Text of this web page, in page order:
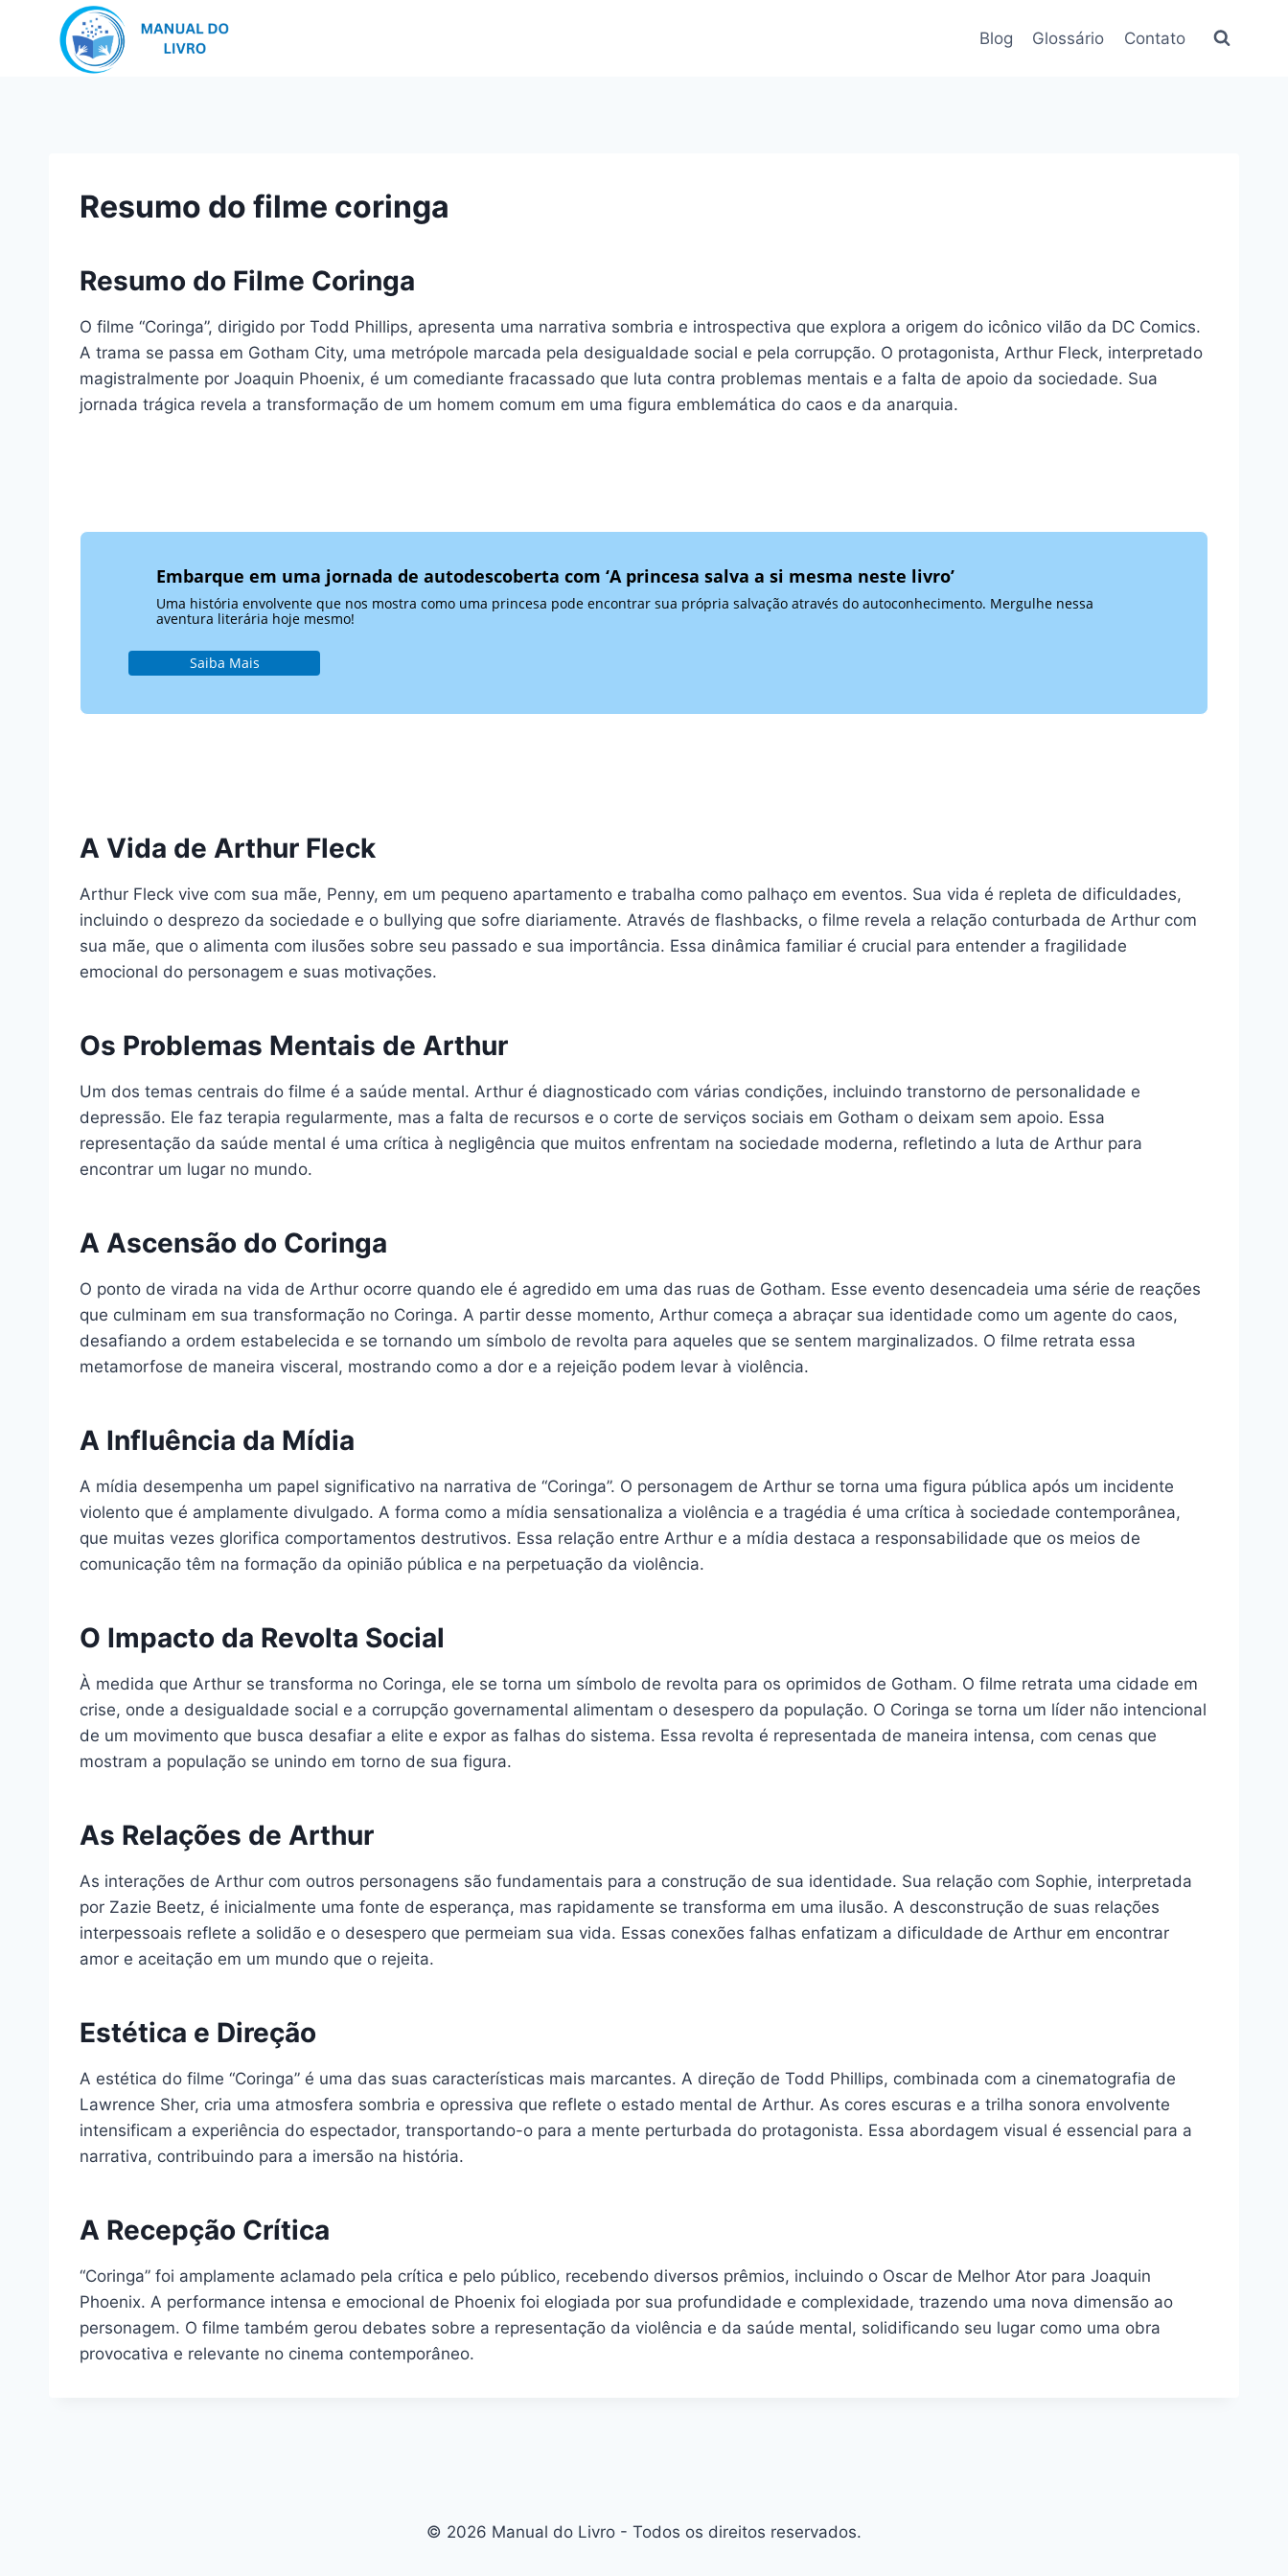
Blog Glossário Contato
Resumo do filme coringa
Resumo do Filme Coringa
O filme “Coringa”, dirigido por Todd Phillips, apresenta uma narrativa sombria e introspectiva que explora a origem do icônico vilão da DC Comics.
A trama se passa em Gotham City, uma metrópole marcada pela desigualdade social e pela corrupção. O protagonista, Arthur Fleck, interpretado
magistralmente por Joaquin Phoenix, é um comediante fracassado que luta contra problemas mentais e a falta de apoio da sociedade. Sua
jornada trágica revela a transformação de um homem comum em uma figura emblemática do caos e da anarquia.
Embarque em uma jornada de autodescoberta com ‘A princesa salva a si mesma neste livro’
Uma história envolvente que nos mostra como uma princesa pode encontrar sua própria salvação através do autoconhecimento. Mergulhe nessa
aventura literária hoje mesmo!
Saiba Mais
A Vida de Arthur Fleck
Arthur Fleck vive com sua mãe, Penny, em um pequeno apartamento e trabalha como palhaço em eventos. Sua vida é repleta de dificuldades,
incluindo o desprezo da sociedade e o bullying que sofre diariamente. Através de flashbacks, o filme revela a relação conturbada de Arthur com
sua mãe, que o alimenta com ilusões sobre seu passado e sua importância. Essa dinâmica familiar é crucial para entender a fragilidade
emocional do personagem e suas motivações.
Os Problemas Mentais de Arthur
Um dos temas centrais do filme é a saúde mental. Arthur é diagnosticado com várias condições, incluindo transtorno de personalidade e
depressão. Ele faz terapia regularmente, mas a falta de recursos e o corte de serviços sociais em Gotham o deixam sem apoio. Essa
representação da saúde mental é uma crítica à negligência que muitos enfrentam na sociedade moderna, refletindo a luta de Arthur para
encontrar um lugar no mundo.
A Ascensão do Coringa
O ponto de virada na vida de Arthur ocorre quando ele é agredido em uma das ruas de Gotham. Esse evento desencadeia uma série de reações
que culminam em sua transformação no Coringa. A partir desse momento, Arthur começa a abraçar sua identidade como um agente do caos,
desafiando a ordem estabelecida e se tornando um símbolo de revolta para aqueles que se sentem marginalizados. O filme retrata essa
metamorfose de maneira visceral, mostrando como a dor e a rejeição podem levar à violência.
A Influência da Mídia
A mídia desempenha um papel significativo na narrativa de “Coringa”. O personagem de Arthur se torna uma figura pública após um incidente
violento que é amplamente divulgado. A forma como a mídia sensationaliza a violência e a tragédia é uma crítica à sociedade contemporânea,
que muitas vezes glorifica comportamentos destrutivos. Essa relação entre Arthur e a mídia destaca a responsabilidade que os meios de
comunicação têm na formação da opinião pública e na perpetuação da violência.
O Impacto da Revolta Social
À medida que Arthur se transforma no Coringa, ele se torna um símbolo de revolta para os oprimidos de Gotham. O filme retrata uma cidade em
crise, onde a desigualdade social e a corrupção governamental alimentam o desespero da população. O Coringa se torna um líder não intencional
de um movimento que busca desafiar a elite e expor as falhas do sistema. Essa revolta é representada de maneira intensa, com cenas que
mostram a população se unindo em torno de sua figura.
As Relações de Arthur
As interações de Arthur com outros personagens são fundamentais para a construção de sua identidade. Sua relação com Sophie, interpretada
por Zazie Beetz, é inicialmente uma fonte de esperança, mas rapidamente se transforma em uma ilusão. A desconstrução de suas relações
interpessoais reflete a solidão e o desespero que permeiam sua vida. Essas conexões falhas enfatizam a dificuldade de Arthur em encontrar
amor e aceitação em um mundo que o rejeita.
Estética e Direção
A estética do filme “Coringa” é uma das suas características mais marcantes. A direção de Todd Phillips, combinada com a cinematografia de
Lawrence Sher, cria uma atmosfera sombria e opressiva que reflete o estado mental de Arthur. As cores escuras e a trilha sonora envolvente
intensificam a experiência do espectador, transportando-o para a mente perturbada do protagonista. Essa abordagem visual é essencial para a
narrativa, contribuindo para a imersão na história.
A Recepção Crítica
“Coringa” foi amplamente aclamado pela crítica e pelo público, recebendo diversos prêmios, incluindo o Oscar de Melhor Ator para Joaquin
Phoenix. A performance intensa e emocional de Phoenix foi elogiada por sua profundidade e complexidade, trazendo uma nova dimensão ao
personagem. O filme também gerou debates sobre a representação da violência e da saúde mental, solidificando seu lugar como uma obra
provocativa e relevante no cinema contemporâneo.
© 2026 Manual do Livro - Todos os direitos reservados.